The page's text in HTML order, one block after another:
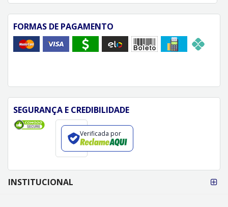
FORMAS DE PAGAMENTO
SEGURANÇA E CREDIBILIDADE
Verificada por
FORMAS DE
PAGAMENTO
INSTITUCIONAL